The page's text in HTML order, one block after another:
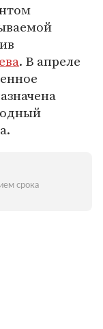
. В апреле
срока